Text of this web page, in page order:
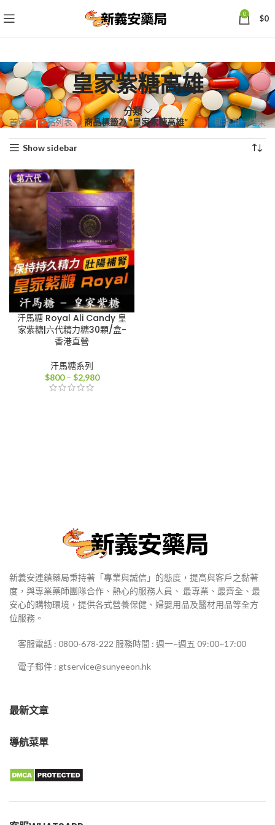
0 $0
皇家紫糖高雄
分類
首頁 商品列表 商品標籤為 “皇家紫糖高雄” 顯示單一結果
Show sidebar
汗馬糖 Royal Ali Candy 皇
家紫糖|六代精力糖30顆/盒-
香港直營
汗馬糖系列
$800 – $2,980價
新義安連鎖藥局秉持著「專業與誠信」的態度，提高與客戶之黏著
度，與專業藥師團隊合作、熱心的服務人員、 最專業、最齊全、最
安心的購物環境，提供各式營養保健、婦嬰用品及醫材用品等全方
位服務。
客服電話 : 0800-678-222 服務時間 : 週一~週五 09:00~17:00
電子郵件 : gtservice@sunyeeon.hk
最新文章
導航菜單